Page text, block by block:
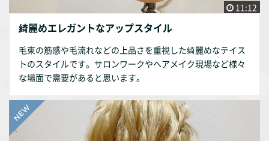
11:12
綺麗めエレガントなアップスタイル
毛束の筋感や毛流れなどの上品さを重視した綺麗めなテイス
トのスタイルです。サロンワークやヘアメイク現場など様々
な場面で需要があると思います。